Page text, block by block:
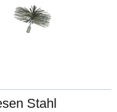
Stahl